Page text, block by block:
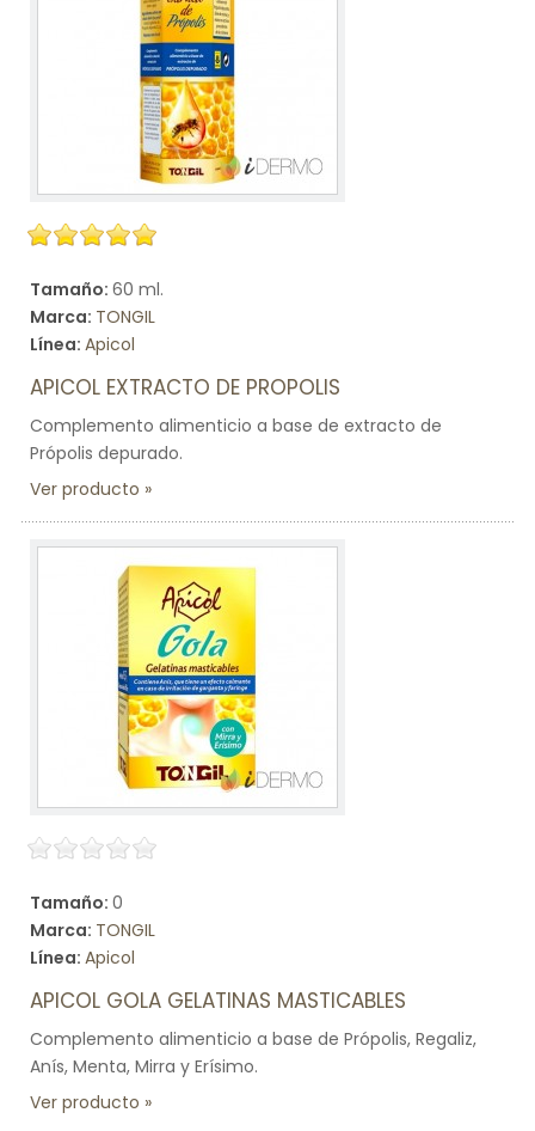
Tamaño: 60 ml.
Marca: TONGIL
Línea: Apicol
APICOL EXTRACTO DE PROPOLIS
Complemento alimenticio a base de extracto de
Própolis depurado.
Ver producto
Tamaño: 0
Marca: TONGIL
Línea: Apicol
APICOL GOLA GELATINAS MASTICABLES
Complemento alimenticio a base de Própolis, Regaliz,
Anís, Menta, Mirra y Erísimo.
Ver producto